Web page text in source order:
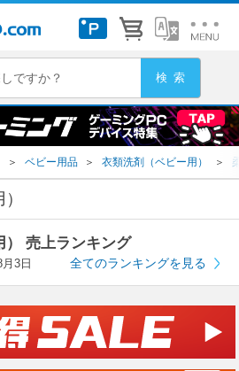
＞ ベビー用品 ＞ 衣類洗剤（ベビー用） ＞
） 売上ランキング
3日 全てのランキングを見る